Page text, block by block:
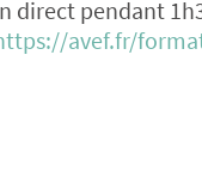
direct pendant
avef.fr/